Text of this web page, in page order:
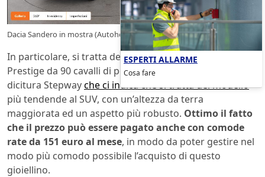
Dacia Sandero in mostra (Autohero.com) – Subito.it
In particolare, si tratta della Sandero 0.9 TCe Stepway
Prestige da 90 cavalli di potenza massima, con la
dicitura Stepwayche ci indica che si tratta del modello
più tendende al SUV, con un’altezza da terra
maggiorata ed un aspetto più robusto. Ottimo il fatto
che il prezzo può essere pagato anche con comode
rate da 151 euro al mese, in modo da poter gestire nel
modo più comodo possibile l’acquisto di questo
gioiellino.
ESPERTI ALLARME
Cosa fare